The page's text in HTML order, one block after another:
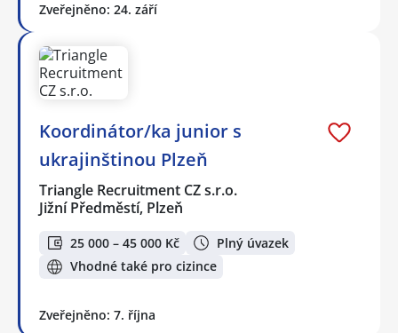
Zveřejněno: 24. září
Koordinátor/ka junior s
ukrajinštinou Plzeň
Triangle Recruitment CZ s.r.o.
Jižní Předměstí, Plzeň
25 000 – 45 000 Kč
Plný úvazek
Vhodné také pro cizince
Zveřejněno: 7. října